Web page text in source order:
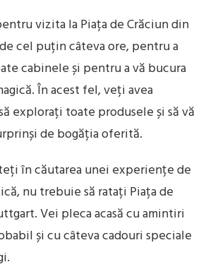
vizita la Piața de Crăciun din
cel puțin câteva ore, pentru a
cabinele și pentru a vă bucura
În acest fel, veți avea
explorați toate produsele și să vă
de bogăția oferită.
în căutarea unei experiențe de
nu trebuie să ratați Piața de
Vei pleca acasă cu amintiri
și cu câteva cadouri speciale